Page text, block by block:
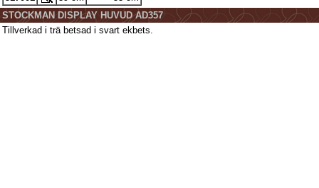
STOCKMAN DISPLAY HUVUD AD357
Tillverkad i trä betsad i svart ekbets.